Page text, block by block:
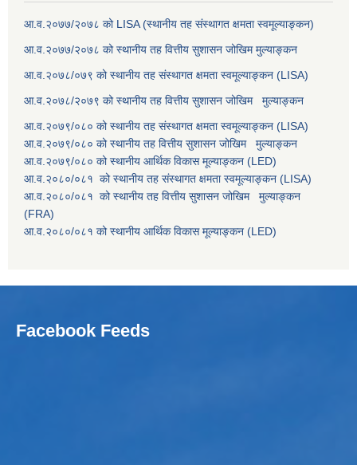
आ.व.२०७७/२०७८ को LISA (स्थानीय तह संस्थागत क्षमता स्वमूल्याङ्कन)
आ.व.२०७७/२०७८ को स्थानीय तह वित्तीय सुशासन जोखिम मुल्याङ्कन
आ.व.२०७८/०७९ को स्थानीय तह संस्थागत क्षमता स्वमूल्याङ्कन (LISA)
आ.व.२०७८/२०७९ को स्थानीय तह वित्तीय सुशासन जोखिम मुल्याङ्कन
आ.व.२०७९/०८० को स्थानीय तह संस्थागत क्षमता स्वमूल्याङ्कन (LISA)
आ.व.२०७९/०८० को स्थानीय तह वित्तीय सुशासन जोखिम मुल्याङ्कन
आ.व.२०७९/०८० को स्थानीय आर्थिक विकास मूल्याङ्कन (LED)
आ.व.२०८०/०८१ को स्थानीय तह संस्थागत क्षमता स्वमूल्याङ्कन (LISA)
आ.व.२०८०/०८१ को स्थानीय तह वित्तीय सुशासन जोखिम मुल्याङ्कन
(FRA)
आ.व.२०८०/०८१ को स्थानीय आर्थिक विकास मूल्याङ्कन (LED)
Facebook Feeds